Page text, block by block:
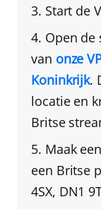
Start de
Open de
van onze
Koninkrijk.
locatie en
Britse
Maak
een Britse
4SX, DN1